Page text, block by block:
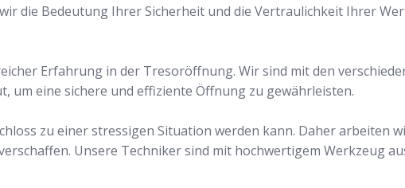
die Bedeutung Ihrer Sicherheit und die Vertraulichkeit Ihrer
Erfahrung in der Tresoröffnung. Wir sind mit den
eine sichere und effiziente Öffnung zu gewährleisten.
zu einer stressigen Situation werden kann. Daher arbeiten
Unsere Techniker sind mit hochwertigem Werkzeug